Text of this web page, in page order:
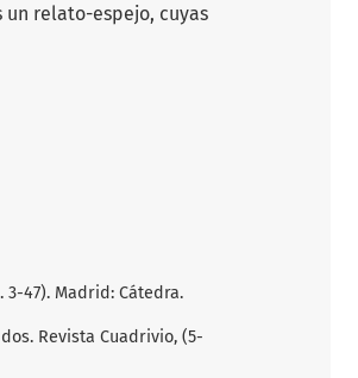
un relato-espejo, cuyas
3-47). Madrid: Cátedra.
Revista Cuadrivio, (5-